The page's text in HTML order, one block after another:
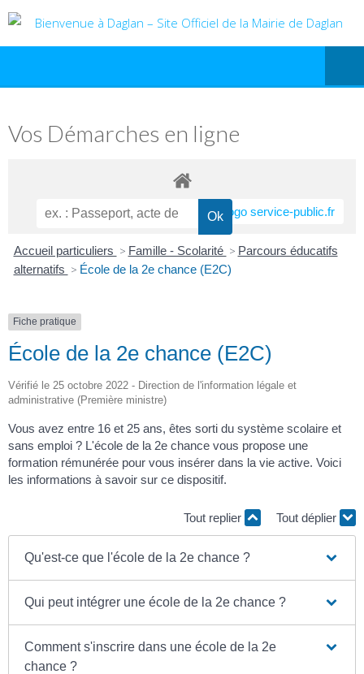
Vos Démarches en ligne
Accueil particuliers > Famille - Scolarité > Parcours éducatifs
alternatifs > École de la 2e chance (E2C)
Fiche pratique
École de la 2e chance (E2C)
Vérifié le 25 octobre 2022 - Direction de l'information légale et
administrative (Première ministre)
Vous avez entre 16 et 25 ans, êtes sorti du système scolaire et
sans emploi ? L'école de la 2e chance vous propose une
formation rémunérée pour vous insérer dans la vie active. Voici
les informations à savoir sur ce dispositif.
Tout replier Tout déplier
Qu'est-ce que l'école de la 2e chance ?
Qui peut intégrer une école de la 2e chance ?
Comment s'inscrire dans une école de la 2e
chance ?